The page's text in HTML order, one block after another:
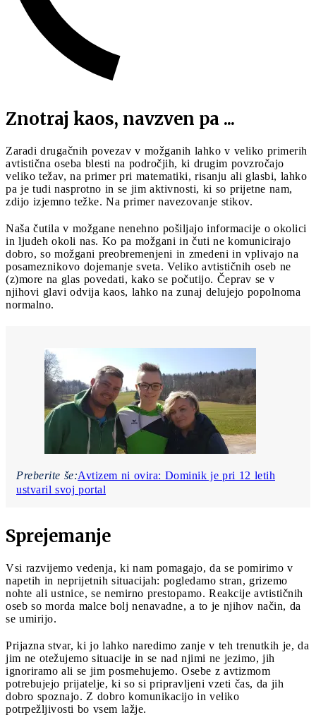
Znotraj kaos, navzven pa ...
Zaradi drugačnih povezav v možganih lahko v veliko primerih
avtistična oseba blesti na področjih, ki drugim povzročajo
veliko težav, na primer pri matematiki, risanju ali glasbi, lahko
pa je tudi nasprotno in se jim aktivnosti, ki so prijetne nam,
zdijo izjemno težke. Na primer navezovanje stikov.
Naša čutila v možgane nenehno pošiljajo informacije o okolici
in ljudeh okoli nas. Ko pa možgani in čuti ne komunicirajo
dobro, so možgani preobremenjeni in zmedeni in vplivajo na
posameznikovo dojemanje sveta. Veliko avtističnih oseb ne
(z)more na glas povedati, kako se počutijo. Čeprav se v
njihovi glavi odvija kaos, lahko na zunaj delujejo popolnoma
normalno.
Preberite še:Avtizem ni ovira: Dominik je pri 12 letih
ustvaril svoj portal
Sprejemanje
Vsi razvijemo vedenja, ki nam pomagajo, da se pomirimo v
napetih in neprijetnih situacijah: pogledamo stran, grizemo
nohte ali ustnice, se nemirno prestopamo. Reakcije avtističnih
oseb so morda malce bolj nenavadne, a to je njihov način, da
se umirijo.
Prijazna stvar, ki jo lahko naredimo zanje v teh trenutkih je, da
jim ne otežujemo situacije in se nad njimi ne jezimo, jih
ignoriramo ali se jim posmehujemo. Osebe z avtizmom
potrebujejo prijatelje, ki so si pripravljeni vzeti čas, da jih
dobro spoznajo. Z dobro komunikacijo in veliko
potrpežljivosti bo vsem lažje.